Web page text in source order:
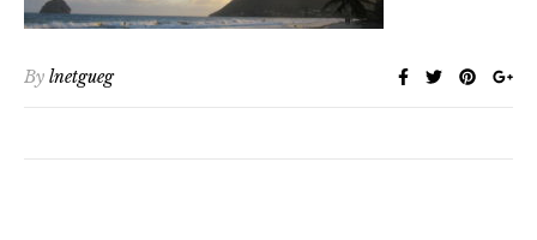
By lnetgueg